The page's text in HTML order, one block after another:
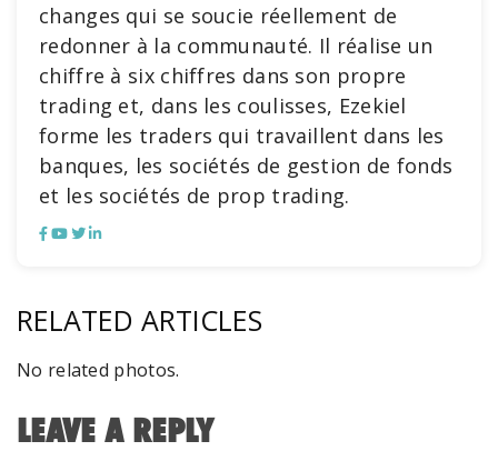
changes qui se soucie réellement de
redonner à la communauté. Il réalise un
chiffre à six chiffres dans son propre
trading et, dans les coulisses, Ezekiel
forme les traders qui travaillent dans les
banques, les sociétés de gestion de fonds
et les sociétés de prop trading.
RELATED ARTICLES
No related photos.
LEAVE A REPLY